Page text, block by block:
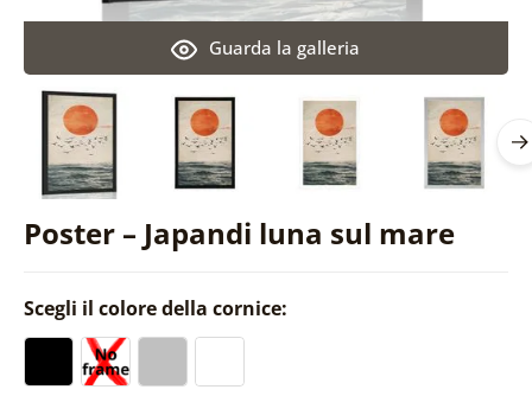
Poster – Japandi luna sul mare
Guarda la galleria
Scegli il colore della cornice: